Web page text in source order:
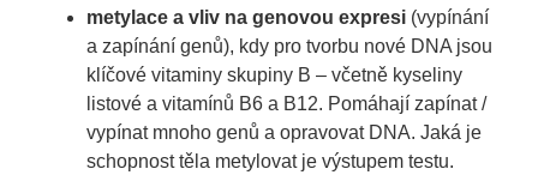
metylace a vliv na genovou expresi(vypínání
a zapínání genů), kdy pro tvorbu nové DNA jsou
klíčové vitaminy skupiny B – včetně kyseliny
listové a vitamínů B6 a B12. Pomáhají zapínat /
vypínat mnoho genů a opravovat DNA. Jaká je
schopnost těla metylovat je výstupem testu.